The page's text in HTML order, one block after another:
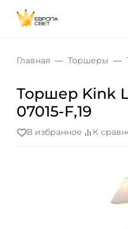
Главная Торшеры
Торшер Kink
07015-F,19
В избранное К